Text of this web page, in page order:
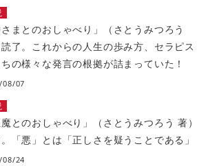
さまとのおしゃべり」（さとうみつろう
了。これからの人生の歩み方、セラピス
ちの様々な発言の根拠が詰まっていた！
08/07
魔とのおしゃべり」（さとうみつろう 著）
「悪」とは「正しさを疑うことである」
08/24